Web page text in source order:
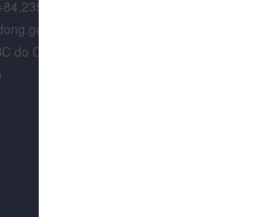
3.916.961
do Cục Báo chí - Bộ Văn hóa Thông tin